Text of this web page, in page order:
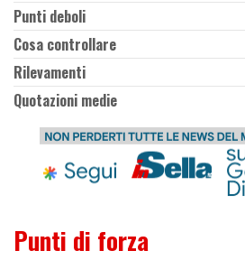
Punti di forza
Punti deboli
Cosa controllare
Rilevamenti
Quotazioni medie